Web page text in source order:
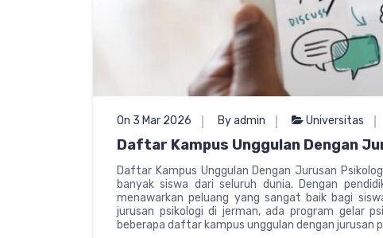
On 3 Mar 2026 By admin Universitas
Daftar Kampus Unggulan Dengan
Daftar Kampus Unggulan Dengan Jurusan
banyak siswa dari seluruh dunia. Dengan
menawarkan peluang yang sangat baik bagi
jurusan psikologi di jerman, ada program gelar
beberapa daftar kampus unggulan dengan jurusan